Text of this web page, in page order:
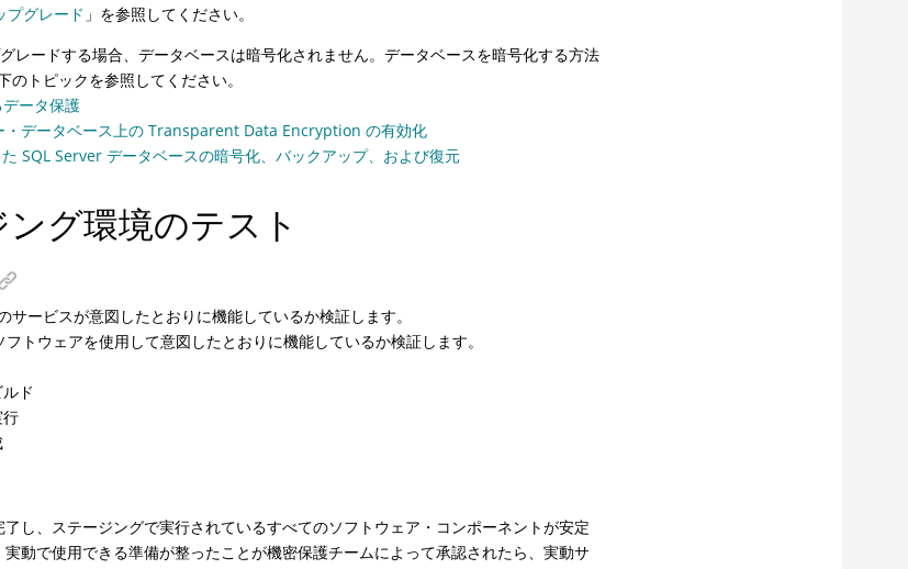
プグレード 」を参照してください。
レードする場合、データベースは暗号化されません。データベースを暗号化する方法
のトピックを参照してください。
ータ保護
・データベース上の Transparent Data Encryption の有効化
た SQL Server データベースの暗号化、バックアップ、および復元
グ環境のテスト
サービスが意図したとおりに機能しているか検証します。
トウェアを使用して意図したとおりに機能しているか検証します。
ド
行
了し、ステージングで実行されているすべてのソフトウェア・コンポーネントが安定
実動で使用できる準備が整ったことが機密保護チームによって承認されたら、実動サ